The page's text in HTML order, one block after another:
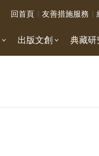
回首頁 友善措施服務
出版文創 典藏研